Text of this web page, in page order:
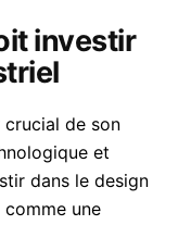
investir
crucial de son
et
dans le design
une